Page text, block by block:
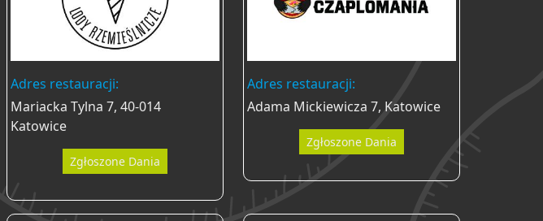
Adres restauracji:
Mariacka Tylna 7, 40-014
Katowice
Zgłoszone Dania
Adres restauracji:
Adama Mickiewicza 7, Katowice
Zgłoszone Dania